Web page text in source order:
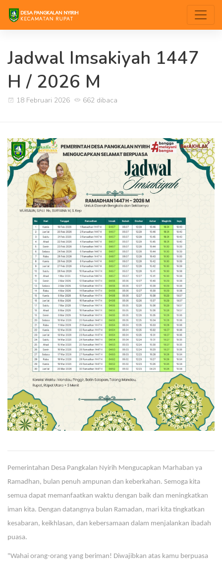
Jadwal Imsakiyah 1447
H / 2026 M
18 Februari 2026 662 dibaca
Pemerintahan Desa Pangkalan Nyirih Mengucapkan Marhaban ya
Ramadhan, bulan penuh ampunan dan keberkahan. Semoga kita
semua dapat memanfaatkan waktu dengan baik dan meningkatkan
iman kita. Dengan datangnya bulan Ramadan, mari kita tingkatkan
kesabaran, keikhlasan, dan kebersamaan dalam menjalankan ibadah
puasa.
"Wahai orang-orang yang beriman! Diwajibkan atas kamu berpuasa